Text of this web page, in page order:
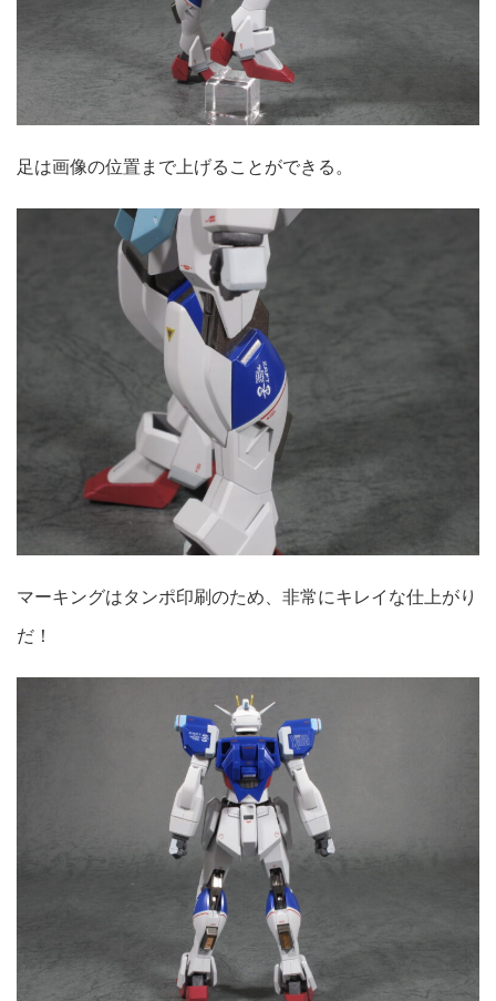
足は画像の位置まで上げることができる。
マーキングはタンポ印刷のため、非常にキレイな仕上がり
だ！